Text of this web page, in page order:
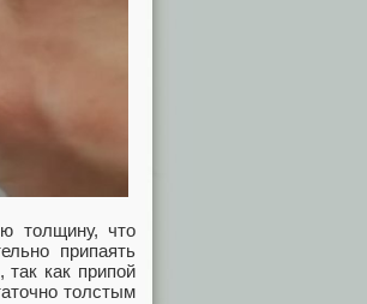
толщину, что
припаять
как припой
толстым